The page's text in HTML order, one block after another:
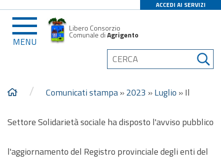
ACCEDI AI SERVIZI
MENU
Libero Consorzio
Comunale diAgrigento
/ Comunicati stampa»2023 »Luglio »Il
Settore Solidarietà sociale ha disposto l'avviso pubblico
l'aggiornamento del Registro provinciale degli enti del